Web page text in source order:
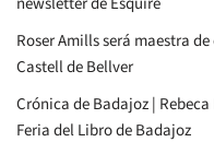
Roser Amills será maestra
Castell de Bellver
Crónica de Badajoz |
Feria del Libro de Badajoz